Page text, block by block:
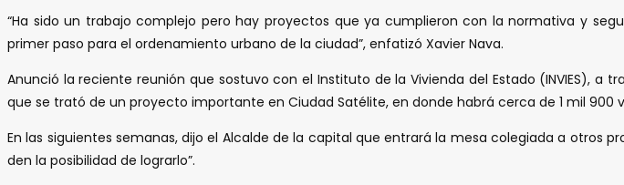
“Ha sido un trabajo complejo pero hay proyectos que ya cumplieron con la normativa y
primer paso para el ordenamiento urbano de la ciudad”, enfatizó Xavier Nava.
Anunció la reciente reunión que sostuvo con el Instituto de la Vivienda del Estado (INVIES),
que se trató de un proyecto importante en Ciudad Satélite, en donde habrá cerca de 1 mil 900
En las siguientes semanas, dijo el Alcalde de la capital que entrará la mesa colegiada a otros
den la posibilidad de lograrlo”.